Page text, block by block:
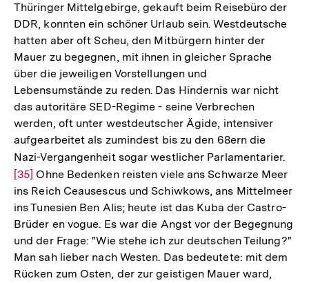
Thüringer Mittelgebirge, gekauft beim Reisebüro der
DDR, konnten ein schöner Urlaub sein. Westdeutsche
hatten aber oft Scheu, den Mitbürgern hinter der
Mauer zu begegnen, mit ihnen in gleicher Sprache
über die jeweiligen Vorstellungen und
Lebensumstände zu reden. Das Hindernis war nicht
das autoritäre SED-Regime - seine Verbrechen
werden, oft unter westdeutscher Ägide, intensiver
aufgearbeitet als zumindest bis zu den 68ern die
Nazi-Vergangenheit sogar westlicher Parlamentarier.
der
[35] Ohne Bedenken reisten viele ans Schwarze Meer
ins Reich Ceausescus und Schiwkows, ans Mittelmeer
ins Tunesien Ben Alis; heute ist das Kuba der Castro-
Brüder en vogue. Es war die Angst vor der Begegnung
und der Frage: "Wie stehe ich zur deutschen Teilung?"
Man sah lieber nach Westen. Das bedeutete: mit dem
Rücken zum Osten, der zur geistigen Mauer ward,